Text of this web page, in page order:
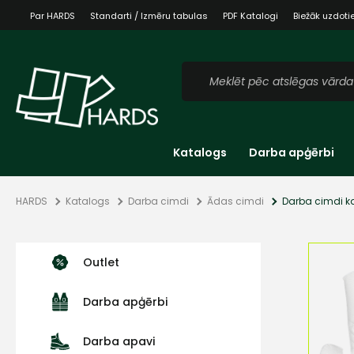
Par HARDS Standarti / Izmēru tabulas PDF Katalogi Biežāk
Katalogs Darba apģērbi
HARDS Katalogs Darba cimdi Ādas cimdi Darba cimdi
Outlet
Darba apģērbi
Darba apavi